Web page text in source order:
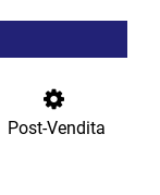
Post-Vendita